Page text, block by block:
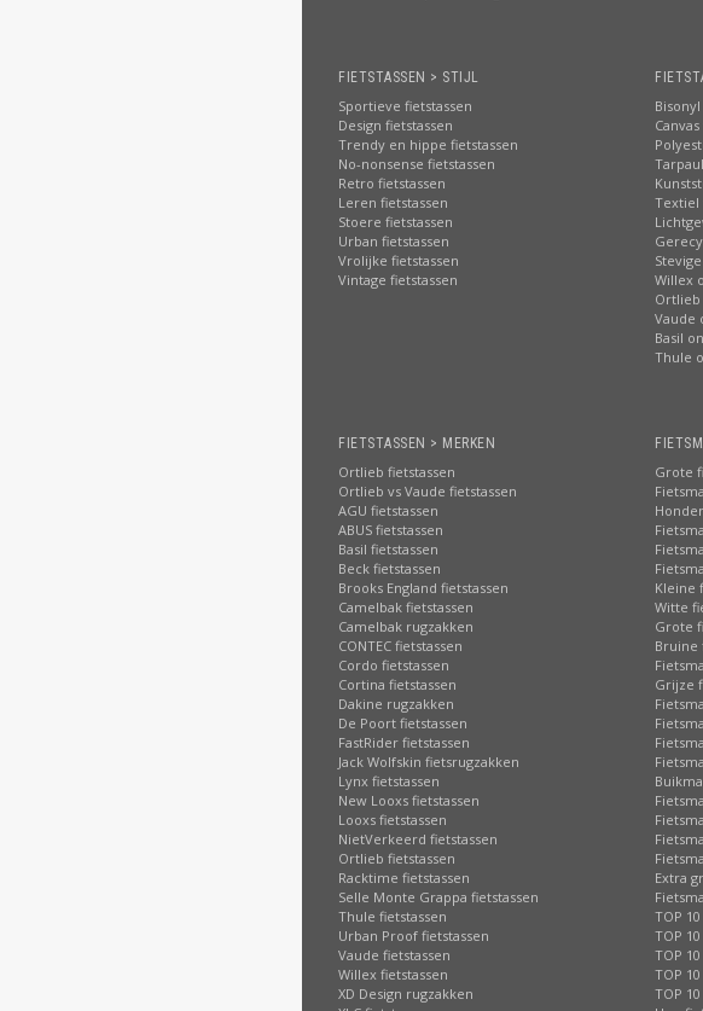
FIETSTASSEN > STIJL
Sportieve fietstassen
Design fietstassen
Trendy en hippe fietstassen
No-nonsense fietstassen
Retro fietstassen
Leren fietstassen
Stoere fietstassen
Urban fietstassen
Vrolijke fietstassen
Vintage fietstassen
Textiel
Willex
Vaude
Basil
Thule
FIETSTASSEN > MERKEN
Ortlieb fietstassen
Ortlieb vs Vaude fietstassen
AGU fietstassen
ABUS fietstassen
Basil fietstassen
Beck fietstassen
Brooks England fietstassen
Camelbak fietstassen
Camelbak rugzakken
CONTEC fietstassen
Cordo fietstassen
Cortina fietstassen
Dakine rugzakken
De Poort fietstassen
FastRider fietstassen
Jack Wolfskin fietsrugzakken
Lynx fietstassen
New Looxs fietstassen
Looxs fietstassen
NietVerkeerd fietstassen
Ortlieb fietstassen
Racktime fietstassen
Selle Monte Grappa fietstassen
Thule fietstassen
Urban Proof fietstassen
Vaude fietstassen
Willex fietstassen
XD Design rugzakken
Grote
Kleine
Witte
Grote
Bruine
Grijze
Extra
TOP
TOP
TOP
TOP
TOP